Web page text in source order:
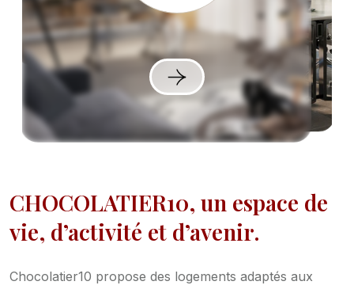
CHOCOLATIER10, un espace de
vie, d’activité et d’avenir.
Chocolatier10 propose des logements adaptés aux